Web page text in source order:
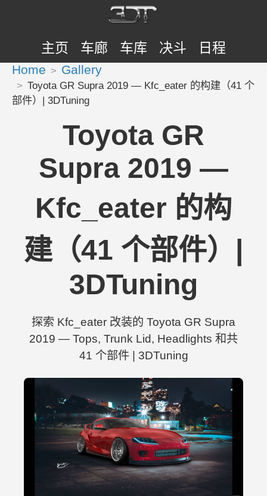
主页 车廊 车库 决斗 日程
Home Gallery
Toyota GR Supra 2019 — Kfc_eater 的构建（41 个
部件）| 3DTuning
Toyota GR
Supra 2019 —
Kfc_eater 的构
建（41 个部件）|
3DTuning
探索 Kfc_eater 改装的 Toyota GR Supra
2019 — Tops, Trunk Lid, Headlights 和共
41 个部件 | 3DTuning